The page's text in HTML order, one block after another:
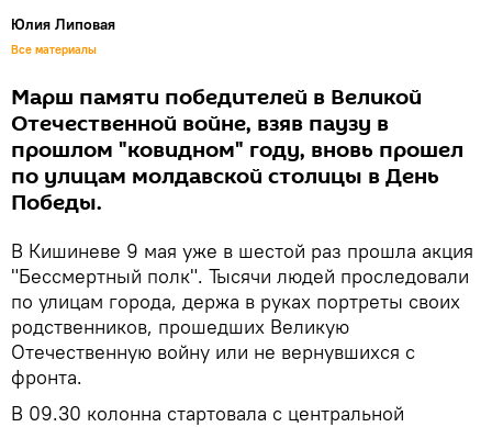
Юлия Липовая
Все материалы
Марш памяти победителей в Великой
Отечественной войне, взяв паузу в
прошлом "ковидном" году, вновь прошел
по улицам молдавской столицы в День
Победы.
В Кишиневе 9 мая уже в шестой раз прошла акция
"Бессмертный полк". Тысячи людей проследовали
по улицам города, держа в руках портреты своих
родственников, прошедших Великую
Отечественную войну или не вернувшихся с
фронта.
В 09.30 колонна стартовала с центральной